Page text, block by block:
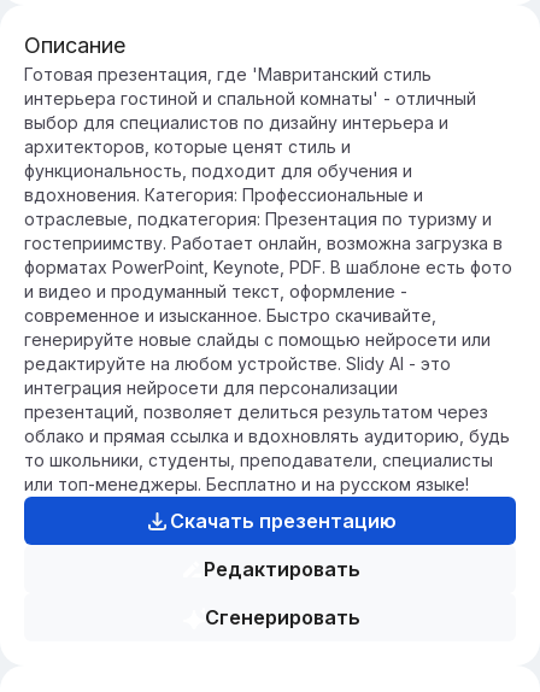
Описание
Готовая презентация, где 'Мавританский стиль
интерьера гостиной и спальной комнаты' - отличный
выбор для специалистов по дизайну интерьера и
архитекторов, которые ценят стиль и
функциональность, подходит для обучения и
вдохновения. Категория: Профессиональные и
отраслевые, подкатегория: Презентация по туризму и
гостеприимству. Работает онлайн, возможна загрузка в
форматах PowerPoint, Keynote, PDF. В шаблоне есть фото
и видео и продуманный текст, оформление -
современное и изысканное. Быстро скачивайте,
генерируйте новые слайды с помощью нейросети или
редактируйте на любом устройстве. Slidy AI - это
интеграция нейросети для персонализации
презентаций, позволяет делиться результатом через
облако и прямая ссылка и вдохновлять аудиторию, будь
то школьники, студенты, преподаватели, специалисты
или топ-менеджеры. Бесплатно и на русском языке!
Скачать презентацию
Редактировать
Сгенерировать